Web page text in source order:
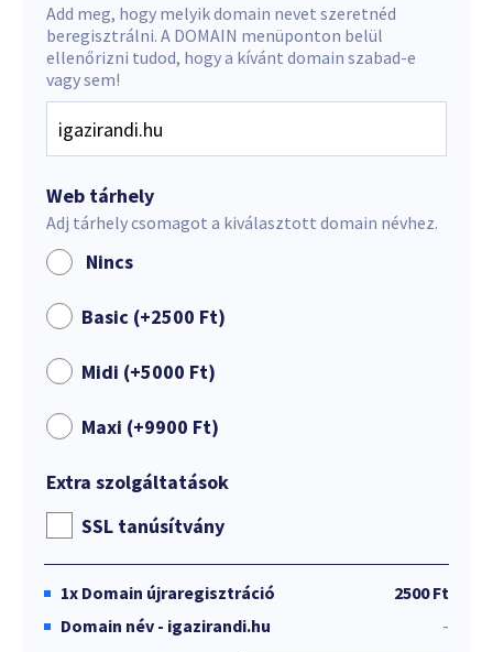
Add meg, hogy melyik domain nevet szeretnéd
beregisztrálni. A DOMAIN menüponton belül
ellenőrizni tudod, hogy a kívánt domain szabad-e
vagy sem!
Web tárhely
Adj tárhely csomagot a kiválasztott domain névhez.
Nincs
Basic (+2500 Ft)
Midi (+5000 Ft)
Maxi (+9900 Ft)
Extra szolgáltatások
SSL tanúsítvány
1x Domain újraregisztráció
2500 Ft
Domain név - igazirandi.hu
-